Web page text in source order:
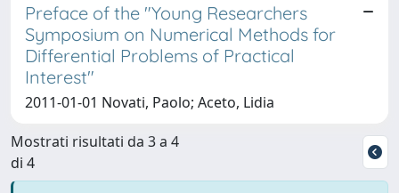
Preface of the "Young Researchers
Symposium on Numerical Methods for
Differential Problems of Practical
Interest"
2011-01-01 Novati, Paolo; Aceto, Lidia
Mostrati risultati da 3 a 4
di 4